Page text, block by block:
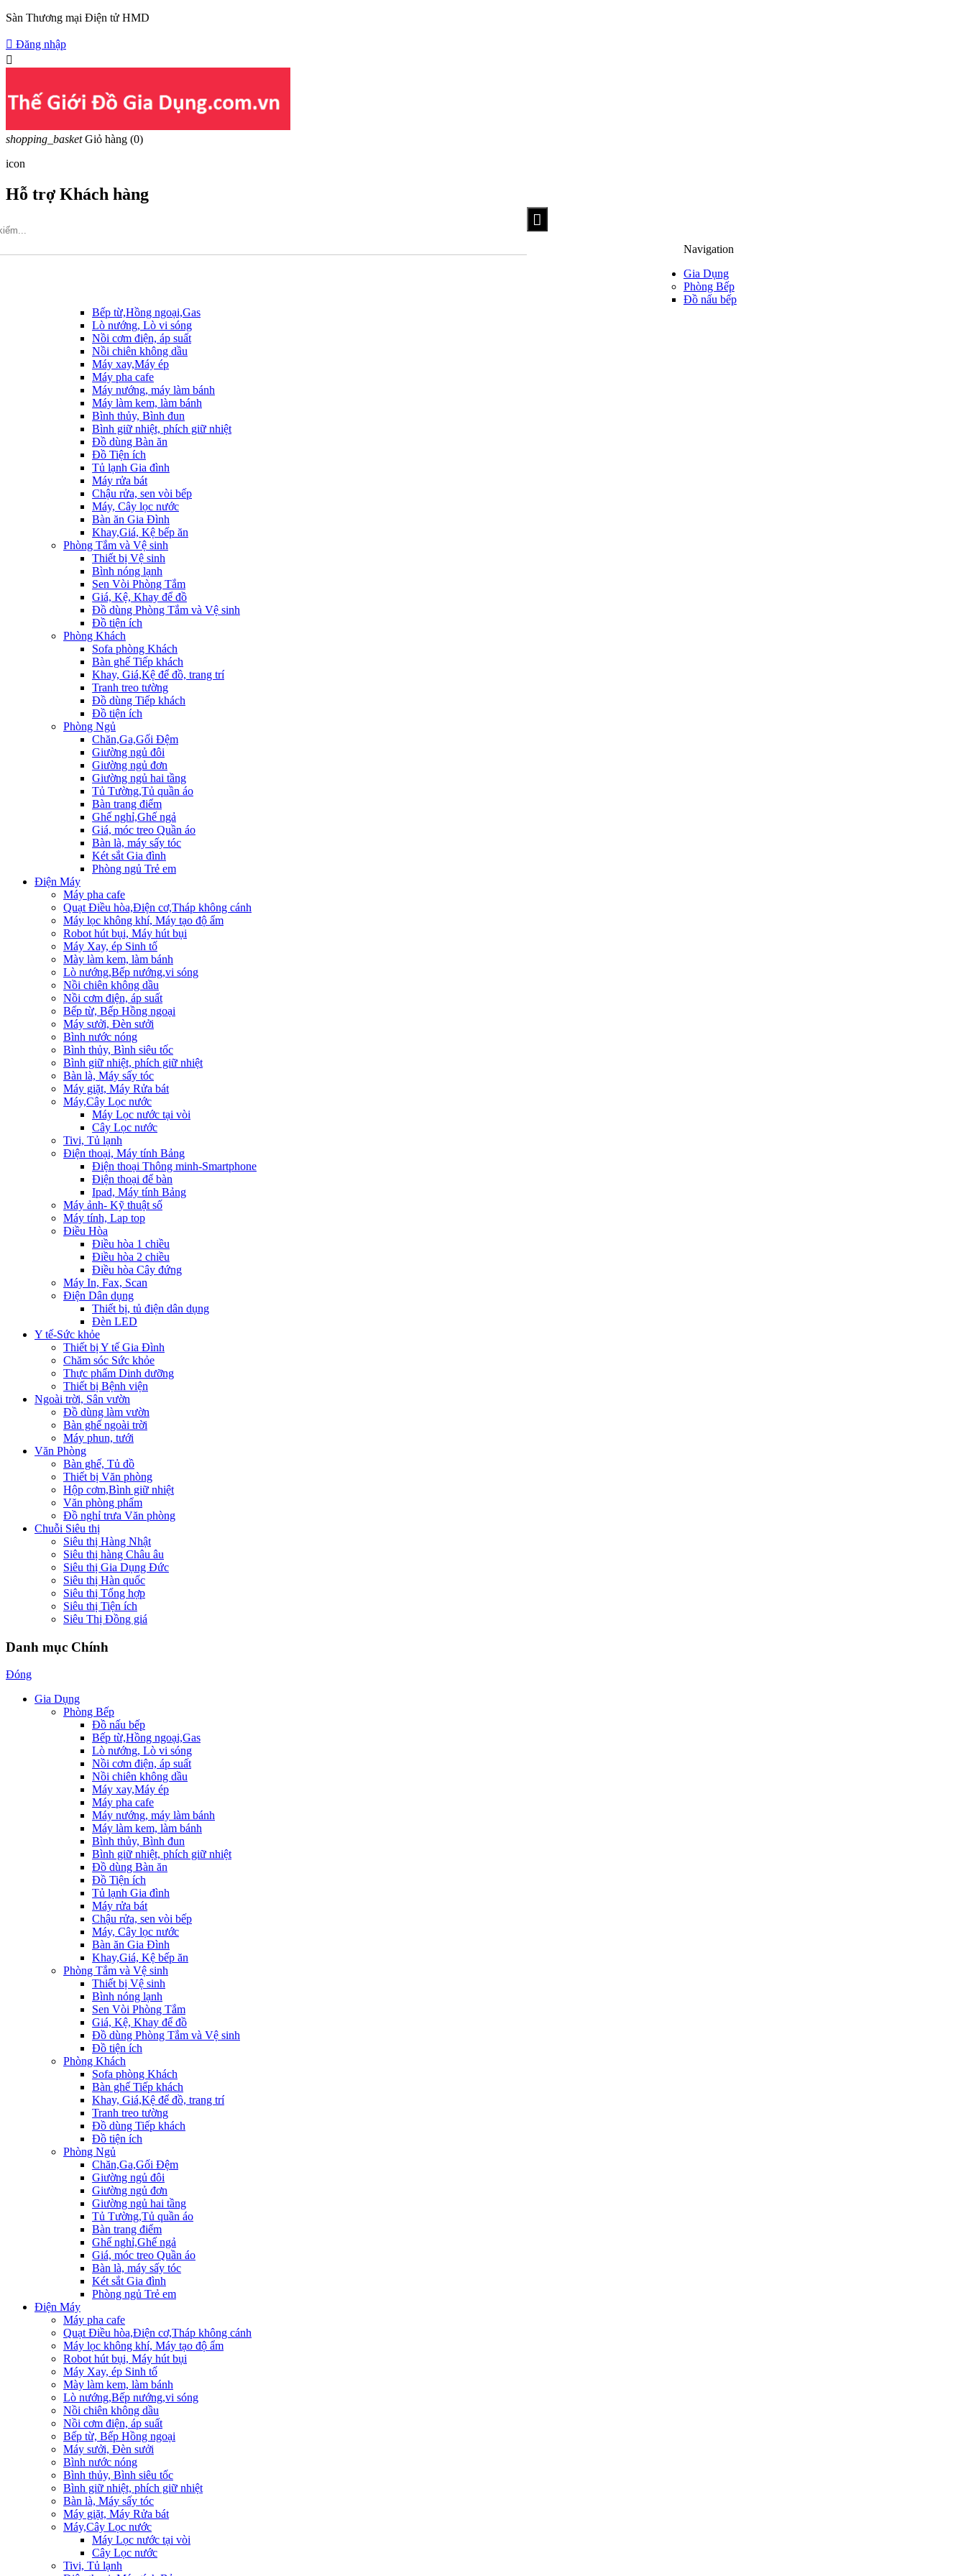
Sàn Thương mại Điện tử HMD
 Đăng nhập

shopping_basket Giỏ hàng (0)
icon
Hỗ trợ Khách hàng
Hotline: 09317.456.44
Navigation
Gia Dụng
Phòng Bếp
Đồ nấu bếp
Bếp từ,Hồng ngoại,Gas
Lò nướng, Lò vi sóng
Nồi cơm điện, áp suất
Nồi chiên không dầu
Máy xay,Máy ép
Máy pha cafe
Máy nướng, máy làm bánh
Máy làm kem, làm bánh
Bình thủy, Bình đun
Bình giữ nhiệt, phích giữ nhiệt
Đồ dùng Bàn ăn
Đồ Tiện ích
Tủ lạnh Gia đình
Máy rửa bát
Chậu rửa, sen vòi bếp
Máy, Cây lọc nước
Bàn ăn Gia Đình
Khay,Giá, Kệ bếp ăn
Phòng Tắm và Vệ sinh
Thiết bị Vệ sinh
Bình nóng lạnh
Sen Vòi Phòng Tắm
Giá, Kệ, Khay để đồ
Đồ dùng Phòng Tắm và Vệ sinh
Đồ tiện ích
Phòng Khách
Sofa phòng Khách
Bàn ghế Tiếp khách
Khay, Giá,Kệ để đồ, trang trí
Tranh treo tường
Đồ dùng Tiếp khách
Đồ tiện ích
Phòng Ngủ
Chăn,Ga,Gối Đệm
Giường ngủ đôi
Giường ngủ đơn
Giường ngủ hai tầng
Tủ Tường,Tủ quần áo
Bàn trang điểm
Ghế nghỉ,Ghế ngả
Giá, móc treo Quần áo
Bàn là, máy sấy tóc
Két sắt Gia đình
Phòng ngủ Trẻ em
Điện Máy
Máy pha cafe
Quạt Điều hòa,Điện cơ,Tháp không cánh
Máy lọc không khí, Máy tạo độ ẩm
Robot hút bụi, Máy hút bụi
Máy Xay, ép Sinh tố
Mày làm kem, làm bánh
Lò nướng,Bếp nướng,vi sóng
Nồi chiên không dầu
Nồi cơm điện, áp suất
Bếp từ, Bếp Hồng ngoại
Máy sưởi, Đèn sưởi
Bình nước nóng
Bình thủy, Bình siêu tốc
Bình giữ nhiệt, phích giữ nhiệt
Bàn là, Máy sấy tóc
Máy giặt, Máy Rửa bát
Máy,Cây Lọc nước
Máy Lọc nước tại vòi
Cây Lọc nước
Tivi, Tủ lạnh
Điện thoại, Máy tính Bảng
Điện thoại Thông minh-Smartphone
Điện thoại để bàn
Ipad, Máy tính Bảng
Máy ảnh- Kỹ thuật số
Máy tính, Lap top
Điều Hòa
Điều hòa 1 chiều
Điều hòa 2 chiều
Điều hòa Cây đứng
Máy In, Fax, Scan
Điện Dân dụng
Thiết bị, tủ điện dân dụng
Đèn LED
Y tế-Sức khỏe
Thiết bị Y tế Gia Đình
Chăm sóc Sức khỏe
Thực phẩm Dinh dưỡng
Thiết bị Bệnh viện
Ngoài trời, Sân vườn
Đồ dùng làm vườn
Bàn ghế ngoài trời
Máy phun, tưới
Văn Phòng
Bàn ghế, Tủ đồ
Thiết bị Văn phòng
Hộp cơm,Bình giữ nhiệt
Văn phòng phẩm
Đồ nghỉ trưa Văn phòng
Chuỗi Siêu thị
Siêu thị Hàng Nhật
Siêu thị hàng Châu âu
Siêu thị Gia Dụng Đức
Siêu thị Hàn quốc
Siêu thị Tổng hợp
Siêu thị Tiện ích
Siêu Thị Đồng giá
Danh mục Chính
Đóng
Gia Dụng
Phòng Bếp
Đồ nấu bếp
Bếp từ,Hồng ngoại,Gas
Lò nướng, Lò vi sóng
Nồi cơm điện, áp suất
Nồi chiên không dầu
Máy xay,Máy ép
Máy pha cafe
Máy nướng, máy làm bánh
Máy làm kem, làm bánh
Bình thủy, Bình đun
Bình giữ nhiệt, phích giữ nhiệt
Đồ dùng Bàn ăn
Đồ Tiện ích
Tủ lạnh Gia đình
Máy rửa bát
Chậu rửa, sen vòi bếp
Máy, Cây lọc nước
Bàn ăn Gia Đình
Khay,Giá, Kệ bếp ăn
Phòng Tắm và Vệ sinh
Thiết bị Vệ sinh
Bình nóng lạnh
Sen Vòi Phòng Tắm
Giá, Kệ, Khay để đồ
Đồ dùng Phòng Tắm và Vệ sinh
Đồ tiện ích
Phòng Khách
Sofa phòng Khách
Bàn ghế Tiếp khách
Khay, Giá,Kệ để đồ, trang trí
Tranh treo tường
Đồ dùng Tiếp khách
Đồ tiện ích
Phòng Ngủ
Chăn,Ga,Gối Đệm
Giường ngủ đôi
Giường ngủ đơn
Giường ngủ hai tầng
Tủ Tường,Tủ quần áo
Bàn trang điểm
Ghế nghỉ,Ghế ngả
Giá, móc treo Quần áo
Bàn là, máy sấy tóc
Két sắt Gia đình
Phòng ngủ Trẻ em
Điện Máy
Máy pha cafe
Quạt Điều hòa,Điện cơ,Tháp không cánh
Máy lọc không khí, Máy tạo độ ẩm
Robot hút bụi, Máy hút bụi
Máy Xay, ép Sinh tố
Mày làm kem, làm bánh
Lò nướng,Bếp nướng,vi sóng
Nồi chiên không dầu
Nồi cơm điện, áp suất
Bếp từ, Bếp Hồng ngoại
Máy sưởi, Đèn sưởi
Bình nước nóng
Bình thủy, Bình siêu tốc
Bình giữ nhiệt, phích giữ nhiệt
Bàn là, Máy sấy tóc
Máy giặt, Máy Rửa bát
Máy,Cây Lọc nước
Máy Lọc nước tại vòi
Cây Lọc nước
Tivi, Tủ lạnh